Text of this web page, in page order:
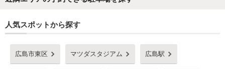
人気スポットから探す
広島市東区 マツダスタジアム 広島駅